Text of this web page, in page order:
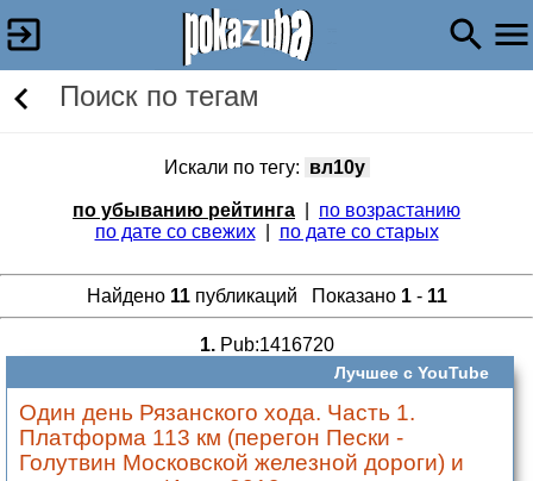
Поиск по тегам
Искали по тегу: вл10у
по убыванию рейтинга
по возрастанию
по дате со свежих| по дате со старых
Найдено 11публикаций Показано 1- 11
1.Pub:1416720
Лучшее с YouTube
Один день Рязанского хода. Часть 1.
Платформа 113 км (перегон Пески -
Голутвин Московской железной дороги) и